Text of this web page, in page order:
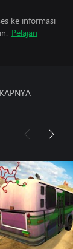
ke informasi
Pelajari